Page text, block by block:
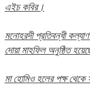
এইচ কবির।
মনোহরদী প্রতিবন্ধী
দোয়া মাহফিল অনুষ্ঠিত
মা হোমিও হলের পক্ষ